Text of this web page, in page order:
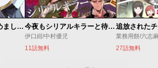
世界最強の魔女、始めました ～私だけ『攻略サイト』を見れる世界で自由に生きます～ 今夜もシリアルキラーと待ち合わせ
伊口紺/中村優児
11話無料
業務用餅/六志
27話無料